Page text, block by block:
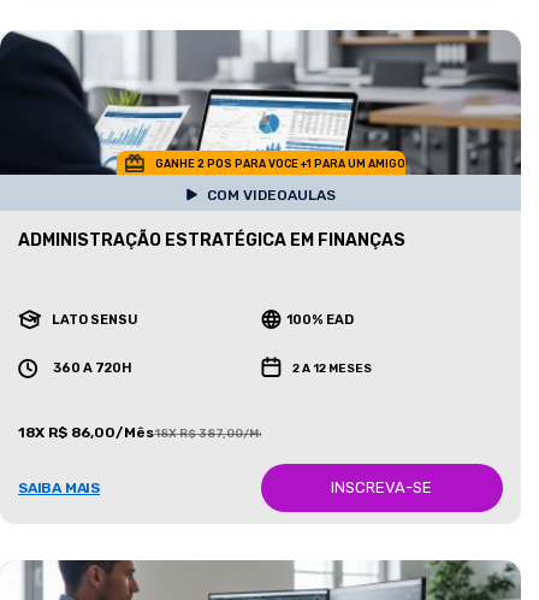
GANHE 2 POS PARA VOCE +1 PARA UM AMIGO
COM VIDEOAULAS
ADMINISTRAÇÃO ESTRATÉGICA EM FINANÇAS
LATO SENSU 100% EAD
360 A 720H 2 A 12 MESES
18X R$ 86,00/Mês18X R$ 387,00/Mês
SAIBA MAIS INSCREVA-SE